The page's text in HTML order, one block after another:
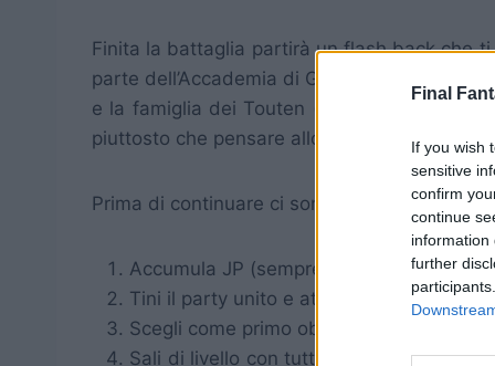
Final
If you wish
sensitive
confirm
continue
information
further
Finita la battaglia partirà un flash back che
parte dell’Accademia di Gariland Magic
e la famiglia dei Touten (i Black Lion) per il
piuttosto che pensare allo sviluppo e al
Prima di continuare ci sono alcuni consigli,
Accumula JP (sempre, ad ogni turno
Tini il party unito e attacca in massa 1
Scegli come primo obiettivo i nemici che
Sali di livello con tutti i personaggi: